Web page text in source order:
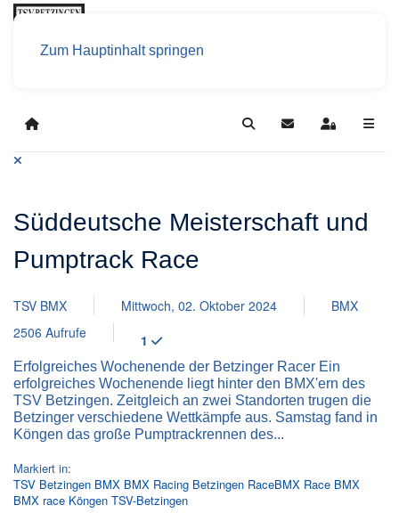
Zum Hauptinhalt springen
Home SearchUpdatesSign In
Süddeutsche Meisterschaft und
Pumptrack Race
TSV BMX Mittwoch, 02. Oktober 2024
BMX
2506 Aufrufe
1
Erfolgreiches Wochenende der Betzinger Racer Ein
erfolgreiches Wochenende liegt hinter den BMX'ern des
TSV Betzingen. Zeitgleich an zwei Standorten trugen die
Betzinger verschiedene Wettkämpfe aus. Samstag fand in
Köngen das große Pumptrackrennen des...
Markiert in:
TSV Betzingen BMX BMX Racing Betzingen RaceBMX Race BMX
BMX race Köngen TSV-Betzingen